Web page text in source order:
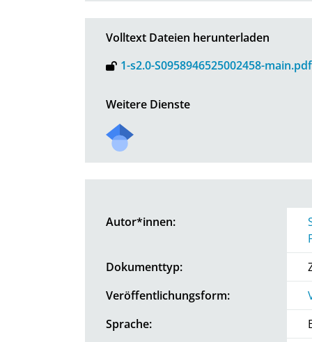
Volltext Dateien herunterladen
1-s2.0-S0958946525002458-main.pdf
Weitere Dienste
Autor*innen:
Dokumenttyp:
Veröffentlichungsform:
Sprache: